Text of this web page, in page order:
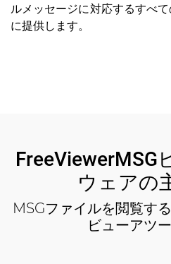
ルメッセージに対応するすべ
に提供します。
FreeViewerMSG
ウェアの
MSGファイルを閲覧す
ビューアツ